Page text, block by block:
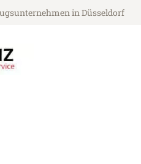
in Düsseldorf